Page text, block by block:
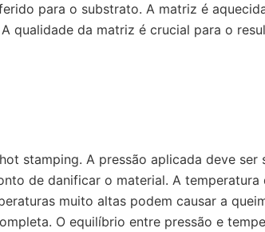
para o substrato. A matriz é
qualidade da matriz é crucial para o
stamping. A pressão aplicada deve
de danificar o material. A
muito altas podem causar a
O equilíbrio entre pressão e